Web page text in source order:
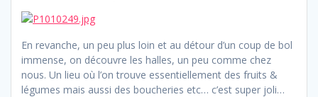
En revanche, un peu plus loin et au détour d’un coup de bol
immense, on découvre les halles, un peu comme chez
nous. Un lieu où l’on trouve essentiellement des fruits &
légumes mais aussi des boucheries etc… c’est super joli…